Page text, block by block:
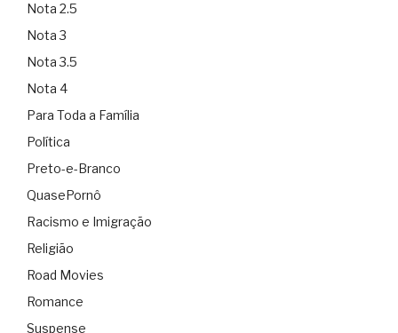
Nota 2.5
Nota 3
Nota 3.5
Nota 4
Para Toda a Família
Política
Preto-e-Branco
QuasePornô
Racismo e Imigração
Religião
Road Movies
Romance
Suspense